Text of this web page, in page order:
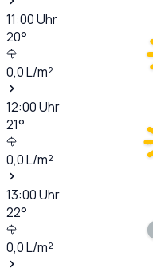
11:00Uhr
20°
0,0L/m²
12:00Uhr
21°
0,0L/m²
13:00Uhr
22°
0,0L/m²